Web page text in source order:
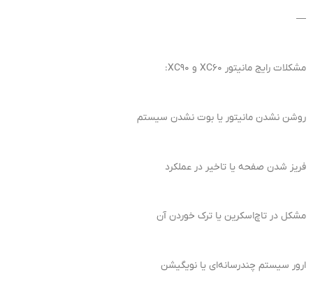
—
مشکلات رایج مانیتور XC60 و XC90:
روشن نشدن مانیتور یا بوت نشدن سیستم
فریز شدن صفحه یا تاخیر در عملکرد
مشکل در تاچ‌اسکرین یا ترک خوردن آن
ارور سیستم چندرسانه‌ای یا نویگیشن